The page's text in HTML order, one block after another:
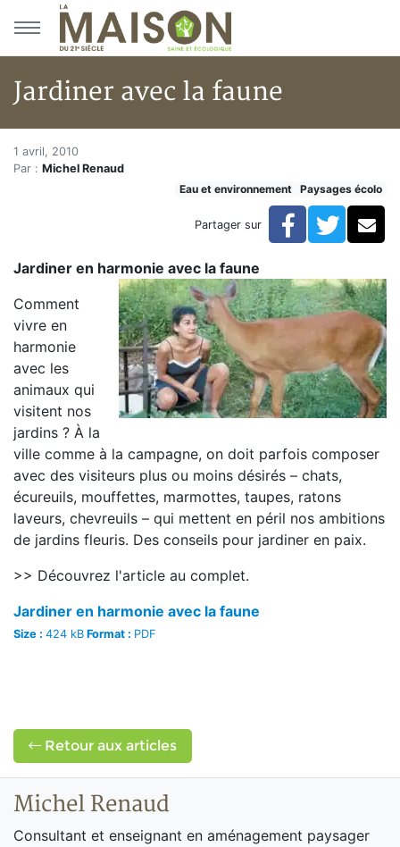
Aller au menu principal
Aller au contenu principal
Jardiner avec la faune
Accueil
Articles
Eau et environnement
Jardiner avec la faune
1 avril, 2010
Par : Michel Renaud
Eau et environnement
Paysages écolo
Partager sur Facebook
Jardiner en harmonie avec la faune
Comment
vivre en
harmonie
avec les
animaux qui
visitent nos
jardins ? À la
ville comme à la campagne, on doit parfois composer
avec des visiteurs plus ou moins désirés – chats,
écureuils, mouffettes, marmottes, taupes, ratons
laveurs, chevreuils – qui mettent en péril nos ambitions
de jardins fleuris. Des conseils pour jardiner en paix.
>> Découvrez l'article au complet.
Jardiner en harmonie avec la faune
Size : 424 kB Format : PDF
Retour aux articles
Michel Renaud
Consultant et enseignant en aménagement paysager